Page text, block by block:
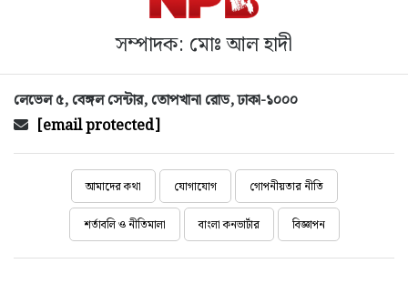
সম্পাদক: মোঃ আল হাদী
লেভেল ৫, বেঙ্গল সেন্টার, তোপখানা রোড, ঢাকা-১০০০
[email protected]
আমাদের কথা যোগাযোগ গোপনীয়তার নীতি
শর্তাবলি ও নীতিমালা বাংলা কনভার্টার বিজ্ঞাপন